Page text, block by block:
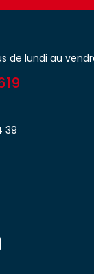
de lundi au
39